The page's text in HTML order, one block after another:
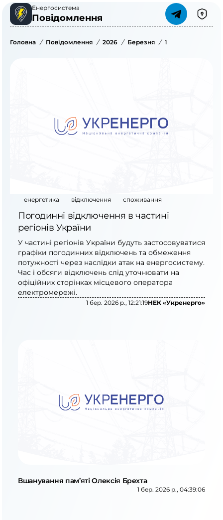
Енергосистема
Повідомлення
Вшанування пам’яті Олексія Брехта
1 бер. 2026 р., 04:39:06
Головна / Повідомлення / 2026 / Березня / 1
енергетика відключення споживання
Погодинні відключення в частині
регіонів України
У частині регіонів України будуть застосовуватися
графіки погодинних відключень та обмеження
потужності через наслідки атак на енергосистему.
Час і обсяги відключень слід уточнювати на
офіційних сторінках місцевого оператора
електромережі.
1 бер. 2026 р., 12:21:19НЕК «Укренерго»